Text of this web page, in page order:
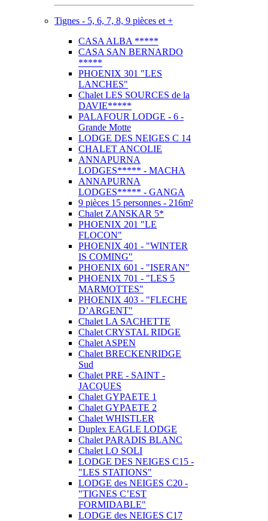
Tignes - 5, 6, 7, 8, 9 pièces et +
CASA ALBA *****
CASA SAN BERNARDO
*****
PHOENIX 301 "LES
LANCHES"
Chalet LES SOURCES de la
DAVIE*****
PALAFOUR LODGE - 6 -
Grande Motte
LODGE DES NEIGES C 14
CHALET ANCOLIE
ANNAPURNA
LODGES***** - MACHA
ANNAPURNA
LODGES***** - GANGA
9 pièces 15 personnes - 216m²
Chalet ZANSKAR 5*
PHOENIX 201 "LE
FLOCON"
PHOENIX 401 - "WINTER
IS COMING"
PHOENIX 601 - "ISERAN"
PHOENIX 701 - "LES 5
MARMOTTES"
PHOENIX 403 - "FLECHE
D’ARGENT"
Chalet LA SACHETTE
Chalet CRYSTAL RIDGE
Chalet ASPEN
Chalet BRECKENRIDGE
Sud
Chalet PRE - SAINT -
JACQUES
Chalet GYPAETE 1
Chalet GYPAETE 2
Chalet WHISTLER
Duplex EAGLE LODGE
Chalet PARADIS BLANC
Chalet LO SOLI
LODGE DES NEIGES C15 -
"LES STATIONS"
LODGE des NEIGES C20 -
"TIGNES C’EST
FORMIDABLE"
LODGE des NEIGES C17